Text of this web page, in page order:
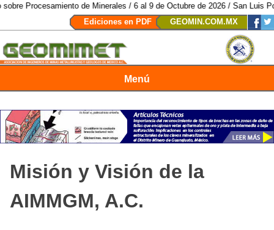
de Minerales / 6 al 9 de Octubre de 2026 / San Luis Potosí,
Ediciones en PDF
GEOMIN.COM.MX
Menú
Misión y Visión de la
AIMMGM, A.C.